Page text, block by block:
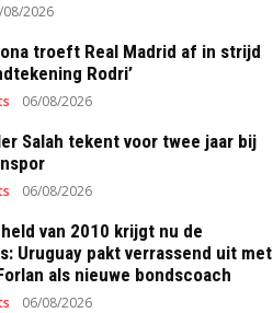
08/2026
troeft Real Madrid af in strijd
Rodri’
06/08/2026
Salah tekent voor twee jaar bij
06/08/2026
held van 2010 krijgt nu de
Uruguay pakt verrassend uit met
als nieuwe bondscoach
06/08/2026